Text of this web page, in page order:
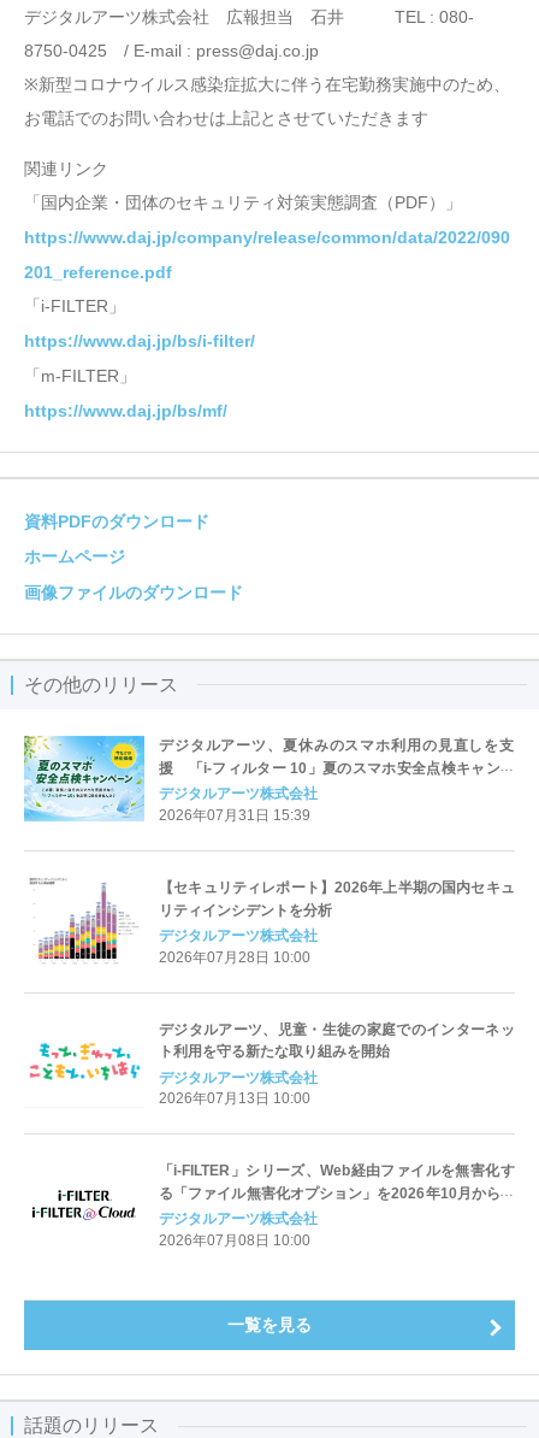
デジタルアーツ株式会社 広報担当 石井 TEL : 080-
8750-0425 / E-mail : press@daj.co.jp
※新型コロナウイルス感染症拡大に伴う在宅勤務実施中のため、
お電話でのお問い合わせは上記とさせていただきます
関連リンク
「国内企業・団体のセキュリティ対策実態調査（PDF）」
https://www.daj.jp/company/release/common/data/2022/090
201_reference.pdf
「i-FILTER」
https://www.daj.jp/bs/i-filter/
「m-FILTER」
https://www.daj.jp/bs/mf/
資料PDFのダウンロード
ホームページ
画像ファイルのダウンロード
その他のリリース
デジタルアーツ、夏休みのスマホ利用の見直しを支
援 「i-フィルター 10」夏のスマホ安全点検キャンペ
ーンを開始
デジタルアーツ株式会社
2026年07月31日 15:39
【セキュリティレポート】2026年上半期の国内セキュ
リティインシデントを分析
デジタルアーツ株式会社
2026年07月28日 10:00
デジタルアーツ、児童・生徒の家庭でのインターネッ
ト利用を守る新たな取り組みを開始
デジタルアーツ株式会社
2026年07月13日 10:00
「i-FILTER」シリーズ、Web経由ファイルを無害化す
る「ファイル無害化オプション」を2026年10月から提
供開始
デジタルアーツ株式会社
2026年07月08日 10:00
一覧を見る
話題のリリース